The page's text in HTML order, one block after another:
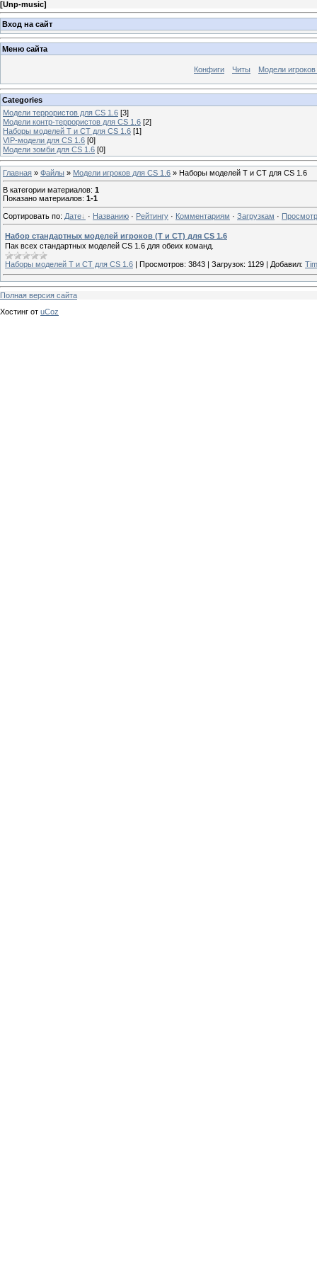
[Unp-music]
Вход на сайт
Меню сайта
Конфиги Читы Модели
Categories
Модели террористов для CS 1.6 [3]
Модели контр-террористов для CS 1.6 [2]
Наборы моделей T и CT для CS 1.6 [1]
VIP-модели для CS 1.6 [0]
Модели зомби для CS 1.6 [0]
Главная » Файлы » Модели игроков для CS 1.6 » Наборы моделей T и CT для CS 1.6
В категории материалов: 1
Показано материалов: 1-1
Сортировать по: Дате · Названию · Рейтингу · Комментариям · Загрузкам ·
Набор стандартных моделей игроков (T и CT) для CS 1.6
Пак всех стандартных моделей CS 1.6 для обеих команд.
Наборы моделей T и CT для CS 1.6 | Просмотров: 3843 | Загрузок: 1129 | Добавил:
Полная версия сайта
Хостинг от uCoz